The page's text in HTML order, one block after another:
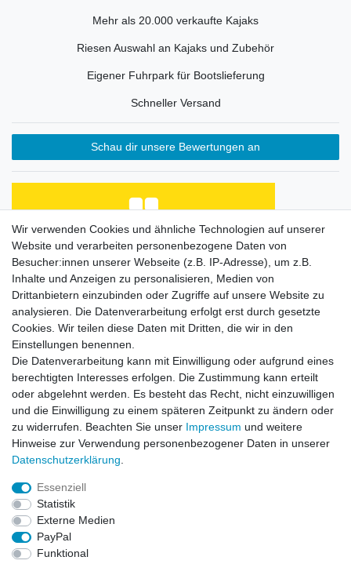
Mehr als 20.000 verkaufte Kajaks
Riesen Auswahl an Kajaks und Zubehör
Eigener Fuhrpark für Bootslieferung
Schneller Versand
Schau dir unsere Bewertungen an
Habe Angelkayak gekauft, bin mit Abwicklung und
Preis zufrieden. Was fehlt, ist eine Beschreibung
Horst L., Steinach
Datum der Veröffentlichung: 26.07.2026
Datum der Kauferfahrung: 16.07.2026
253 Bewertungen
Impressum
Widerrufs­recht
Wir verwenden Cookies und ähnliche Technologien auf unserer
Website und verarbeiten personenbezogene Daten von
Besucher:innen unserer Webseite (z.B. IP-Adresse), um z.B.
Inhalte und Anzeigen zu personalisieren, Medien von
Drittanbietern einzubinden oder Zugriffe auf unsere Website zu
analysieren. Die Datenverarbeitung erfolgt erst durch gesetzte
Cookies. Wir teilen diese Daten mit Dritten, die wir in den
Einstellungen benennen.
Die Datenverarbeitung kann mit Einwilligung oder aufgrund eines
berechtigten Interesses erfolgen. Die Zustimmung kann erteilt
oder abgelehnt werden. Es besteht das Recht, nicht einzuwilligen
und die Einwilligung zu einem späteren Zeitpunkt zu ändern oder
zu widerrufen. Beachten Sie unser Impressum und weitere
Hinweise zur Verwendung personenbezogener Daten in unserer
Daten­schutz­erklärung
Essenziell
Statistik
Externe Medien
PayPal
Funktional